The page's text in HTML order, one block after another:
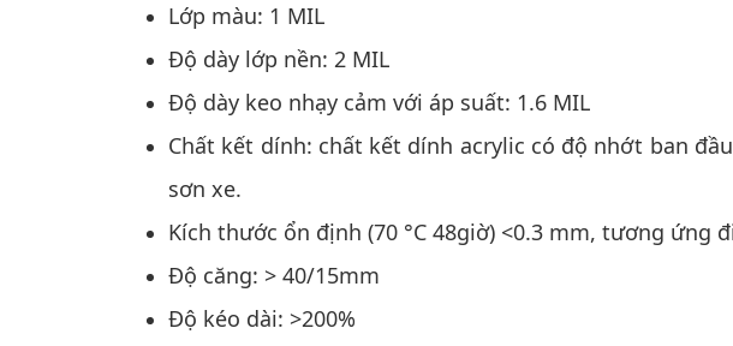
Lớp màu: 1 MIL
Độ dày lớp nền: 2 MIL
Độ dày keo nhạy cảm với áp suất: 1.6 MIL
Chất kết dính: chất kết dính acrylic có độ nhớt ban
sơn xe.
Kích thước ổn định (70 °C 48giờ) <0.3 mm, tương
Độ căng: > 40/15mm
Độ kéo dài: >200%